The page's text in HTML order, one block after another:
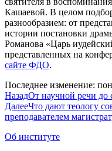
Кашаевой. В целом
разнообразием: от
истории постановки
Романова «Царь
представленных на
сайте ФДО.
Последнее изменение:
НазадОт научной речи до
ДалееЧто дают теологу
преподавателем
Об институте